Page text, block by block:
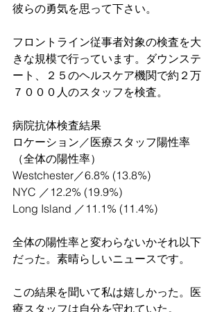
彼らの勇気を思って下さい。
フロントライン従事者対象の検査を大
きな規模で行っています。ダウンステ
ート、２５のヘルスケア機関で約２万
７０００人のスタッフを検査。
病院抗体検査結果
ロケーション／医療スタッフ陽性率
（全体の陽性率）
Westchester／6.8% (13.8%)
NYC ／12.2% (19.9%)
Long Island ／11.1% (11.4%)
全体の陽性率と変わらないかそれ以下
だった。素晴らしいニュースです。
この結果を聞いて私は嬉しかった。医
療スタッフは自分を守れていた。